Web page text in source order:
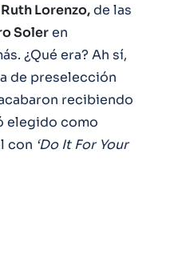
Ruth Lorenzo,de las
Soleren
¿Qué era? Ah sí,
de preselección
recibiendo
elegido como
con ‘Do It For Your